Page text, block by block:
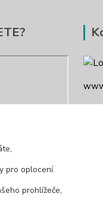
pro oplocení.
prohlížeče,